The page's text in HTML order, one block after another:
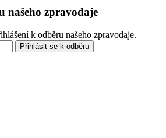
našeho zpravodaje
k odběru našeho zpravodaje.
Přihlásit se k odběru